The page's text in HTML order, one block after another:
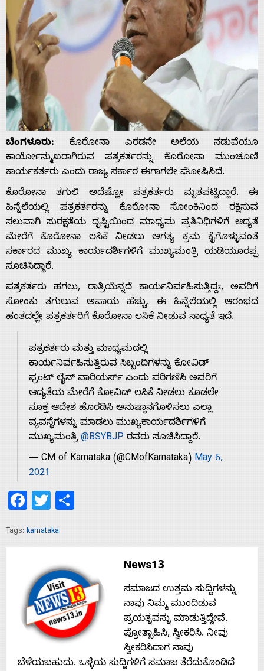
Home
About
Us
Advertise
With
s
Contact
Us
ಬೆಂಗಳೂರು: ಕೊರೋನಾ ಎರಡನೇ ಅಲೆಯ ನಡುವೆಯೂ
ಕಾರ್ಯೋನ್ಮುಖರಾಗಿರುವ ಪತ್ರಕರ್ತ‌ರನ್ನು ಕೊರೋನಾ ಮುಂಚೂಣಿ
ಕಾರ್ಯಕರ್ತರು ಎಂದು ರಾಜ್ಯ ಸರ್ಕಾರ ಈಗಾಗಲೇ ಘೋಷಿಸಿದೆ.
ಕೊರೋನಾ ತಗುಲಿ ಅದೆಷ್ಟೋ ಪತ್ರಕರ್ತ‌ರು ಮೃತಪಟ್ಟಿದ್ದಾರೆ. ಈ
ಹಿನ್ನೆಲೆಯಲ್ಲಿ ಪತ್ರಕರ್ತ‌ರನ್ನು ಕೊರೋನಾ ಸೋಂಕಿನಿಂದ ರಕ್ಷಿಸುವ
ಸಲುವಾಗಿ ಸುರಕ್ಷತೆಯ ದೃಷ್ಟಿಯಿಂದ ಮಾಧ್ಯಮ ಪ್ರತಿನಿಧಿಗಳಿಗೆ ಆದ್ಯತೆ
ಮೇರೆಗೆ ಕೊರೋನಾ ಲಸಿಕೆ ನೀಡಲು ಅಗತ್ಯ ಕ್ರಮ ಕೈಗೊಳ್ಳುವಂತೆ
ಸರ್ಕಾರದ ಮುಖ್ಯ ಕಾರ್ಯದರ್ಶಿ‌ಗಳಿಗೆ ಮುಖ್ಯಮಂತ್ರಿ ಯಡಿಯೂರಪ್ಪ
ಸೂಚಿಸಿದ್ದಾರೆ.
ಪತ್ರಕರ್ತರು ಹಗಲು, ರಾತ್ರಿಯೆನ್ನದೆ ಕಾರ್ಯನಿರ್ವಹಿಸುತ್ತಿದ್ದಃ, ಅವರಿಗೆ
ಸೋಂಕು ತಗುಲುವ ಅಪಾಯ ಹೆಚ್ಚು. ಈ ಹಿನ್ನೆಲೆಯಲ್ಲಿ ಆರಂಭದ
ಹಂತದಲ್ಲೇ ಪತ್ರಕರ್ತ‌ರಿಗೆ ಕೊರೋನಾ ಲಸಿಕೆ ನೀಡುವ ಸಾಧ್ಯತೆ ಇದೆ.
ಪತ್ರಕರ್ತರು ಮತ್ತು ಮಾಧ್ಯಮದಲ್ಲಿ
ಕಾರ್ಯನಿರ್ವಹಿಸುತ್ತಿರುವ ಸಿಬ್ಬಂದಿಗಳನ್ನು ಕೋವಿಡ್
ಫ್ರಂಟ್ ಲೈನ್ ವಾರಿಯರ್ಸ್ ಎಂದು ಪರಿಗಣಿಸಿ ಅವರಿಗೆ
ಆದ್ಯತೆಯ ಮೇರೆಗೆ ಕೋವಿಡ್ ಲಸಿಕೆ ನೀಡಲು ಕೂಡಲೇ
ಸೂಕ್ತ ಆದೇಶ ಹೊರಡಿಸಿ ಅನುಷ್ಠಾನಗೊಳಿಸಲು ಎಲ್ಲಾ
ವ್ಯವಸ್ಥೆಗಳನ್ನು ಮಾಡಲು ಮುಖ್ಯಕಾರ್ಯದರ್ಶಿಗಳಿಗೆ
ಮುಖ್ಯಮಂತ್ರಿ@BSYBJP ರವರು ಸೂಚಿಸಿದ್ದಾರೆ.
— CM of Karnataka (@CMofKarnataka) May 6,
2021
Facebook
Twitter
Tags: karnataka
News13
ಸಮಾಜದ ಉತ್ತಮ ಸುದ್ದಿಗಳನ್ನು
ನಾವು ನಿಮ್ಮ ಮುಂದಿಡುವ
ಪ್ರಯತ್ನವನ್ನು ಮಾಡುತ್ತಿದ್ದೇವೆ.
ಪ್ರೋತ್ಸಾಹಿಸಿ, ಸ್ವೀಕರಿಸಿ. ನೀವು
ಸ್ವೀಕರಿಸಿದಾಗ ನಾವು
ಬೆಳೆಯಬಹುದು. ಒಳ್ಳೆಯ ಸುದ್ದಿಗಳಿಗೆ ಸಮಾಜ ತೆರೆದುಕೊಂಡಿದೆ